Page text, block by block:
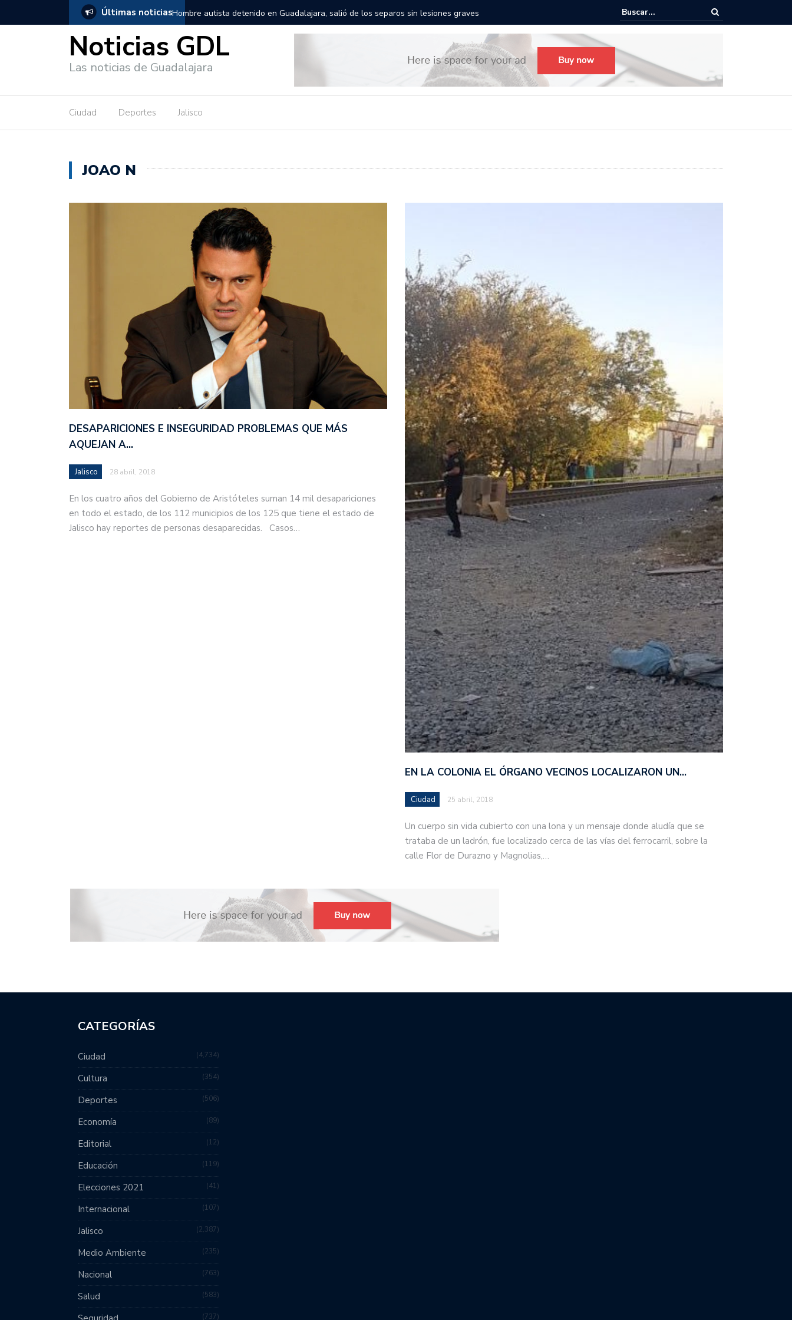
Últimas noticias
en Guadalajara, salió de los separos sin lesiones graves Títeres gigantes recorrerán las calles de Guadalajara: aparta la fecha Todo listo para el Festival Desfile Día de Muertos 2025 en
Noticias GDL
Las noticias de Guadalajara
Ciudad Deportes Jalisco
JOAO N
DESAPARICIONES E INSEGURIDAD PROBLEMAS QUE MÁS
AQUEJAN A…
Jalisco 28 abril, 2018
En los cuatro años del Gobierno de Aristóteles suman 14 mil desapariciones
en todo el estado, de los 112 municipios de los 125 que tiene el estado de
Jalisco hay reportes de personas desaparecidas. Casos…
EN LA COLONIA EL ÓRGANO VECINOS LOCALIZARON UN…
Ciudad 25 abril, 2018
Un cuerpo sin vida cubierto con una lona y un mensaje donde aludía que se
trataba de un ladrón, fue localizado cerca de las vías del ferrocarril, sobre la
calle Flor de Durazno y Magnolias,…
CATEGORÍAS
Ciudad 4,734
Cultura 354
Deportes 506
Economía 89
Editorial 12
Educación 119
Elecciones 2021 41
Internacional 107
Jalisco 2,387
Medio Ambiente 235
Nacional 763
Salud 583
737